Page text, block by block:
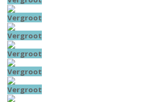
Vergroot
Vergroot
Vergroot
Vergroot
Vergroot